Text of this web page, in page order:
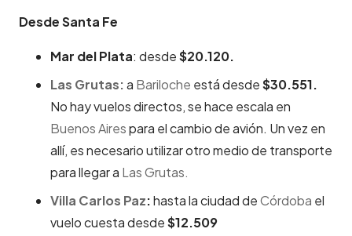
Desde Santa Fe
Mar del Plata: desde$20.120.
Las Grutas:a Bariloche está desde$30.551.
No hay vuelos directos, se hace escala en
Buenos Airespara el cambio de avión. Un vez en
allí, es necesario utilizar otro medio de transporte
para llegar a Las Grutas.
Villa Carlos Paz:hasta la ciudad deCórdoba el
vuelo cuesta desde$12.509